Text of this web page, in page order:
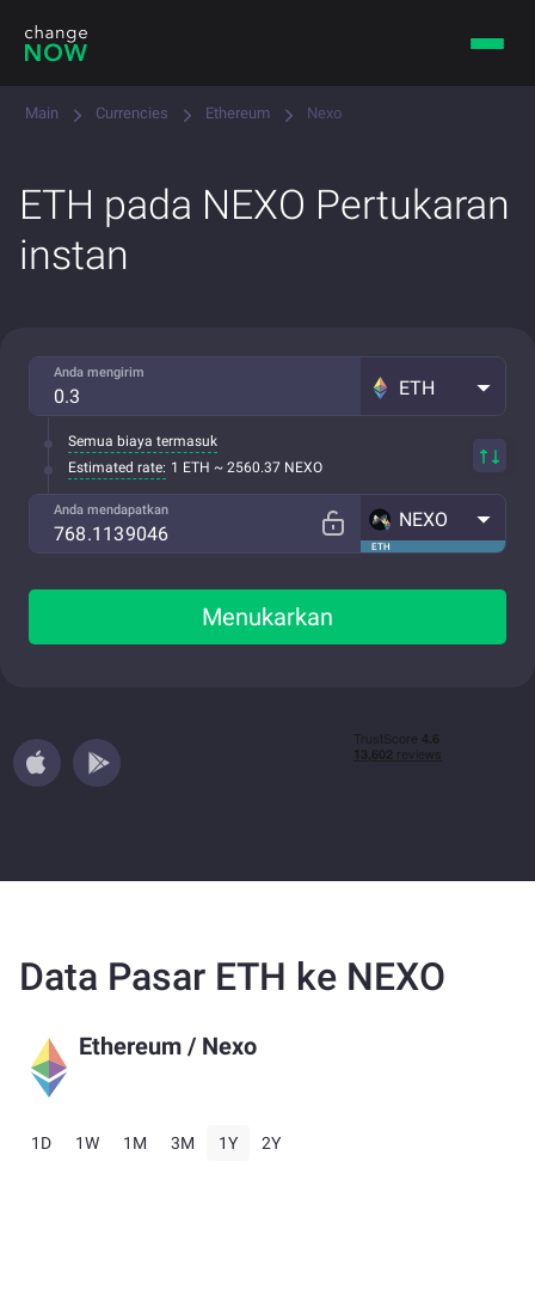
Main Currencies Ethereum Nexo
ETH pada NEXO Pertukaran
instan
Anda mengirim
ETH
Semua biaya termasuk
Estimated rate: 1 ETH ~ 2560.37 NEXO
Anda mendapatkan
ETH
NEXO
Menukarkan
Data Pasar ETH ke NEXO
Ethereum / Nexo
1D 1W 1M 3M 1Y 2Y